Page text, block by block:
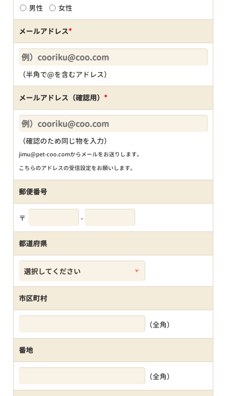
男性 女性
メールアドレス*
（半角で@を含むアドレス）
メールアドレス（確認用） *
（確認のため同じ物を入力）
jimu@pet-coo.comからメールをお送りします。
こちらのアドレスの受信設定をお願いします。
郵便番号
〒 -
都道府県
市区町村
（全角）
番地
（全角）